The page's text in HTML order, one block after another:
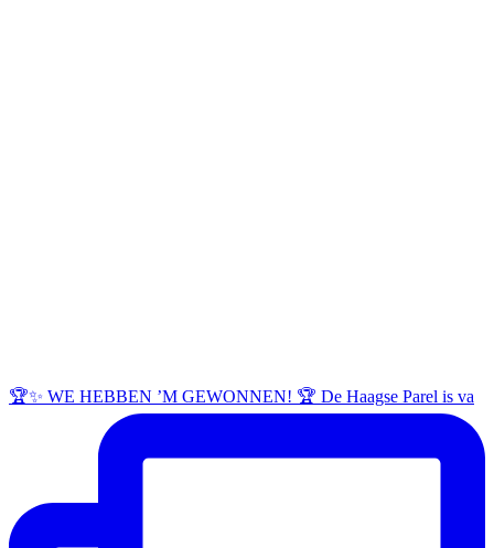
🏆✨ WE HEBBEN ’M GEWONNEN! 🏆 De Haagse Parel is va